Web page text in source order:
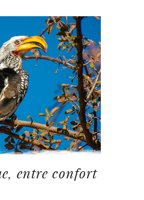
entre confort